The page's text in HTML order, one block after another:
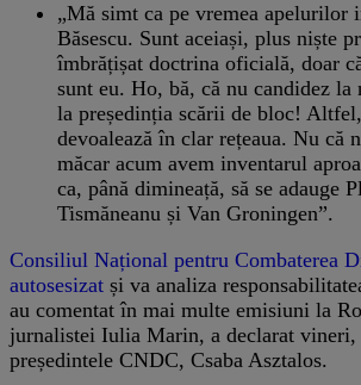
„Mă simt ca pe vremea
Băsescu. Sunt aceiași, plus niște
îmbrățișat doctrina oficială, doar
sunt eu. Ho, bă, că nu candidez
la președinția scării de bloc!
devoalează în clar rețeaua. Nu că
măcar acum avem inventarul
ca, până dimineață, să se adauge
Tismăneanu și Van Groningen”.
Consiliul Național pentru Combaterea
autosesizat și va analiza
au comentat în mai multe emisiuni la
jurnalistei Iulia Marin, a declarat vineri,
președintele CNDC, Csaba Asztalos.